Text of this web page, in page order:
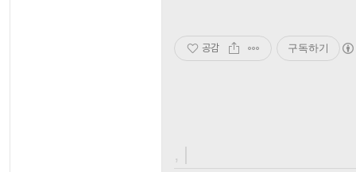
공감 구독하기
, |